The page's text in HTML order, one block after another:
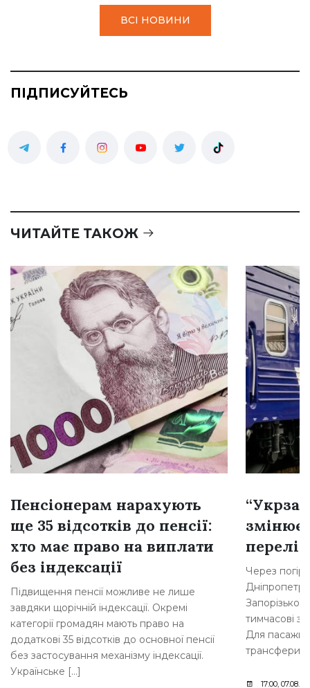
ВСІ НОВИНИ
ПІДПИСУЙТЕСЬ
ЧИТАЙТЕ ТАКОЖ
Пенсіонерам нарахують
ще 35 відсотків до пенсії:
хто має право на виплати
без індексації
Підвищення пенсії можливе не лише
завдяки щорічній індексації. Окремі
категорії громадян мають право на
додаткові 35 відсотків до основної пенсії
без застосування механізму індексації.
Українське […]
змінює
Через
тимчасові
Для
трансфери
17:00,